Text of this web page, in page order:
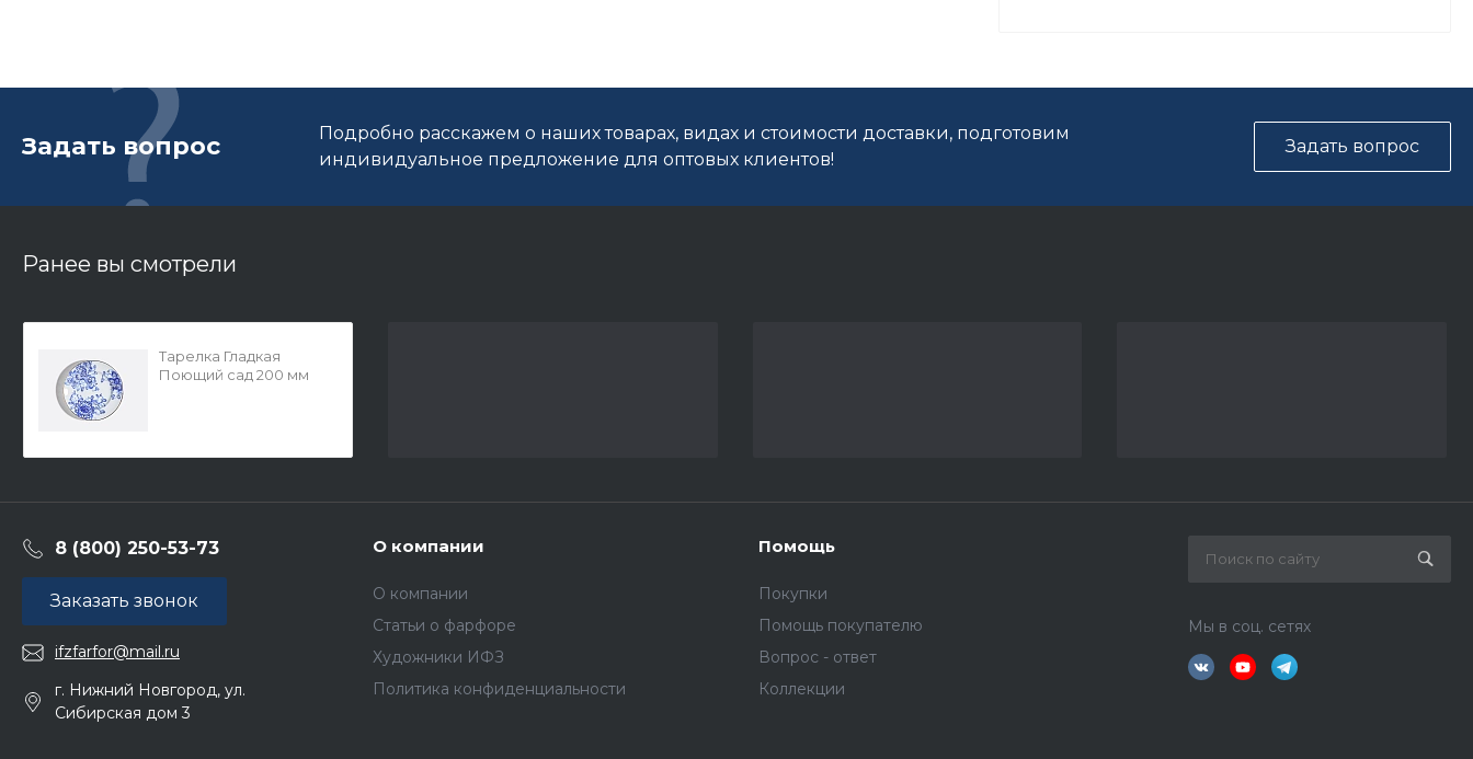
Задать вопрос
Подробно расскажем о наших товарах, видах и стоимости доставки, подготовим
индивидуальное предложение для оптовых клиентов!
Задать вопрос
Ранее вы смотрели
Тарелка Гладкая
Поющий сад 200 мм
8 (800) 250-53-73
Заказать звонок
ifzfarfor@mail.ru
г. Нижний Новгород, ул.
Сибирская дом 3
О компании
О компании
Статьи о фарфоре
Художники ИФЗ
Политика конфиденциальности
Помощь
Покупки
Помощь покупателю
Вопрос - ответ
Коллекции
Мы в соц. сетях